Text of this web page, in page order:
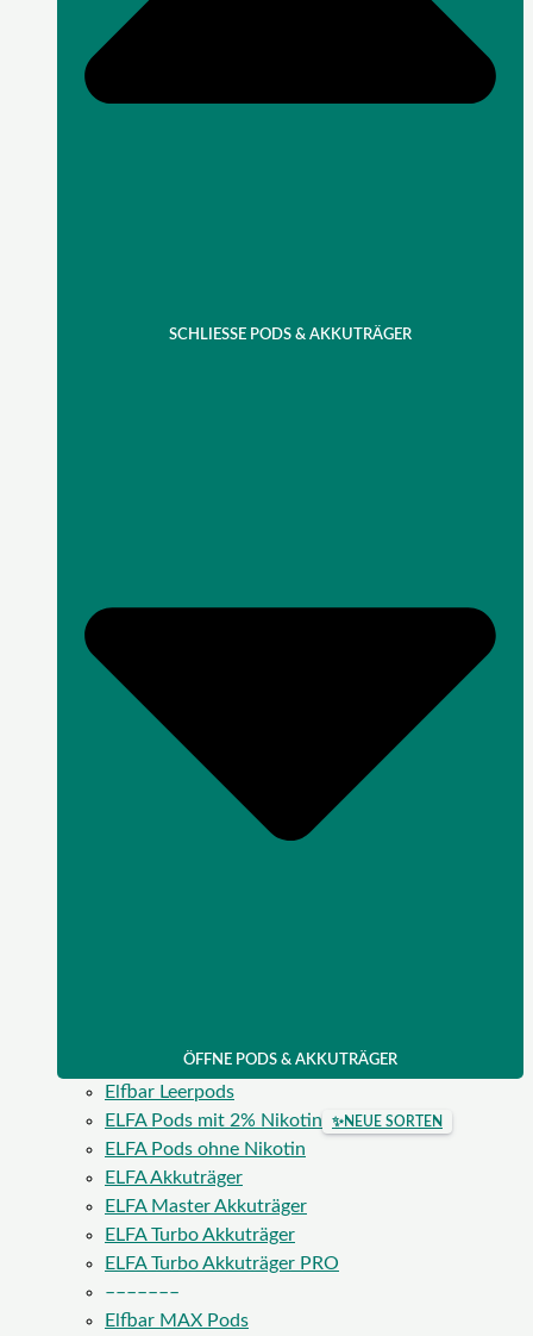
SCHLIESSE PODS & AKKUTRÄGER
ÖFFNE PODS & AKKUTRÄGER
Elfbar Leerpods
ELFA Pods mit 2% Nikotin
✨NEUE SORTEN
ELFA Pods ohne Nikotin
ELFA Akkuträger
ELFA Master Akkuträger
ELFA Turbo Akkuträger
ELFA Turbo Akkuträger PRO
–––––––
Elfbar MAX Pods